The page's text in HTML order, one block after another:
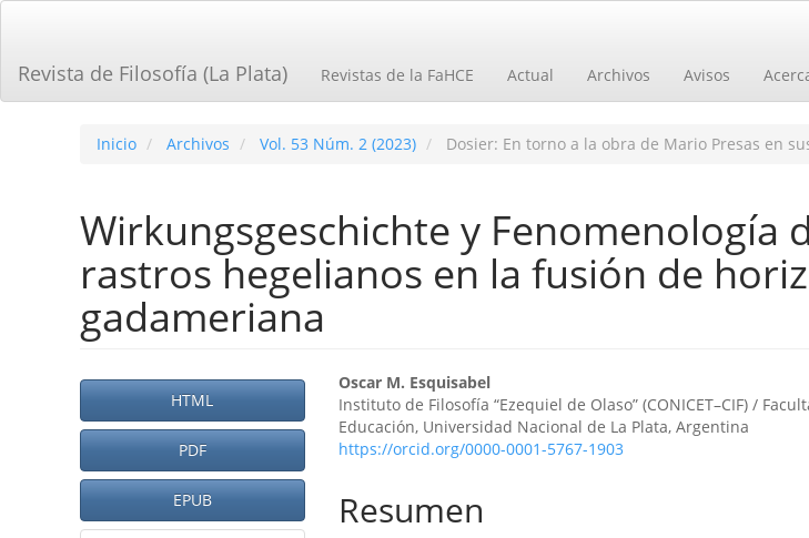
principal
Barra
Revista de Filosofía (La Plata) Revistas de la FaHCE Actual Archivos Avisos
Inicio Archivos Vol. 53 Núm. 2 (2023) Dosier: En torno a la obra de Mario Presas en
Wirkungsgeschichte y Fenomenología
rastros hegelianos en la fusión de
gadameriana
Barra
lateral
del
artículo
HTML
PDF
EPUB
Contenido
principal
del
artículo
Oscar M. Esquisabel
Instituto de Filosofía “Ezequiel de Olaso” (CONICET–CIF) /
Educación, Universidad Nacional de La Plata, Argentina
https://orcid.org/0000-0001-5767-1903
Resumen